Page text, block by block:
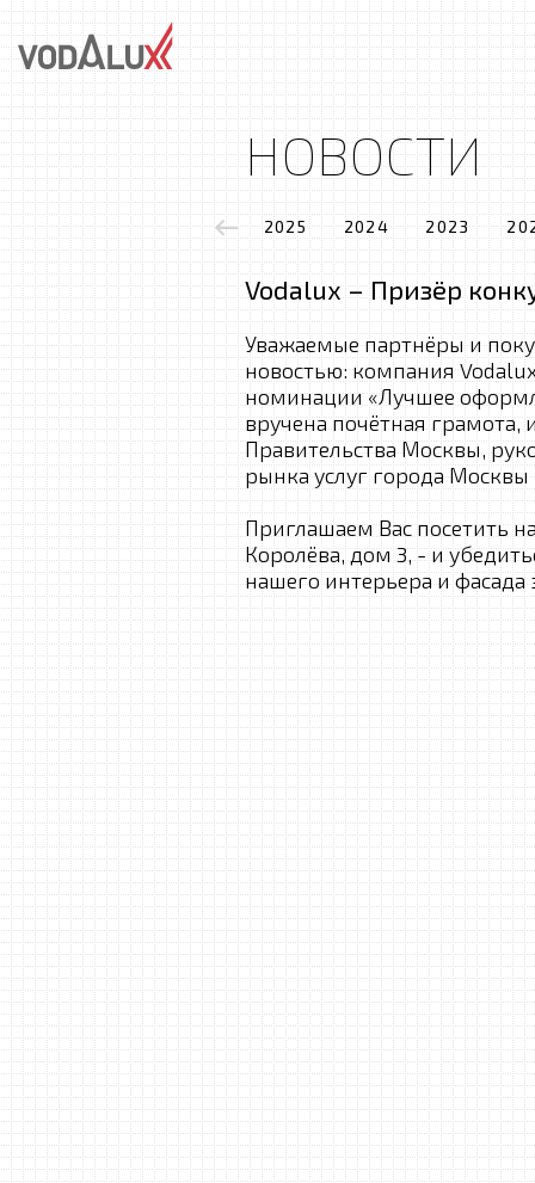
НОВОСТИ
2025 2024 2023
Vodalux – Призёр
Уважаемые партнёры и
новостью: компания
номинации «Лучшее
вручена почётная
Правительства Москвы,
рынка услуг города
Приглашаем Вас посетить
Королёва, дом 3, - и
нашего интерьера и фасада